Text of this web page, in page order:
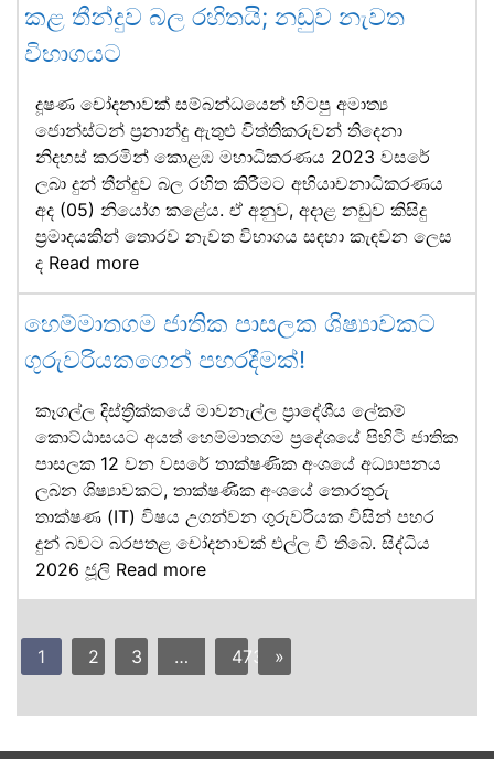
කළ තීන්දුව බල රහිතයි; නඩුව නැවත
විභාගයට
දූෂණ චෝදනාවක් සම්බන්ධයෙන් හිටපු අමාත්‍ය
ජොන්ස්ටන් ප්‍රනාන්දු ඇතුළු විත්තිකරුවන් තිදෙනා
නිදහස් කරමින් කොළඹ මහාධිකරණය 2023 වසරේ
ලබා දුන් තීන්දුව බල රහිත කිරීමට අභියාචනාධිකරණය
අද (05) නියෝග කළේය. ඒ අනුව, අදාළ නඩුව කිසිදු
ප්‍රමාදයකින් තොරව නැවත විභාගය සඳහා කැඳවන ලෙස
ද Read more
හෙම්මාතගම ජාතික පාසලක ශිෂ්‍යාවකට
ගුරුවරියකගෙන් පහරදීමක්!
කෑගල්ල දිස්ත්‍රික්කයේ මාවනැල්ල ප්‍රාදේශීය ලේකම්
කොට්ඨාසයට අයත් හෙම්මාතගම ප්‍රදේශයේ පිහිටි ජාතික
පාසලක 12 වන වසරේ තාක්ෂණික අංශයේ අධ්‍යාපනය
ලබන ශිෂ්‍යාවකට, තාක්ෂණික අංශයේ තොරතුරු
තාක්ෂණ (IT) විෂය උගන්වන ගුරුවරියක විසින් පහර
දුන් බවට බරපතළ චෝදනාවක් එල්ල වී තිබේ. සිද්ධිය
2026 ජූලි Read more
1 2 3 … 473 »